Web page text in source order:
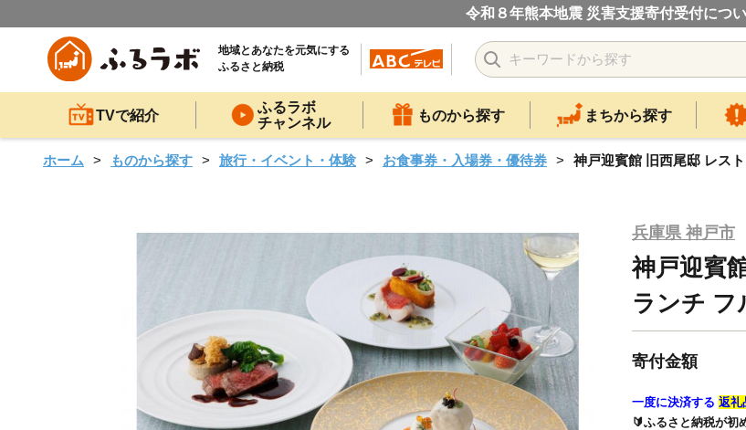
令和８年熊本地震 災害支援寄付受付につ
地域とあなたを元気にする
ふるさと納税
TVで紹介
ふるラボ
チャンネル
ものから探す まちから探す
ホーム ものから探す 旅行・イベント・体験 お食事券・入場券・優待券 神戸迎賓館 旧西尾邸 レス
兵庫県 神戸市
神戸迎賓
ランチ フ
寄付金額
一度に決済する 返礼
🔰ふるさと納税が初